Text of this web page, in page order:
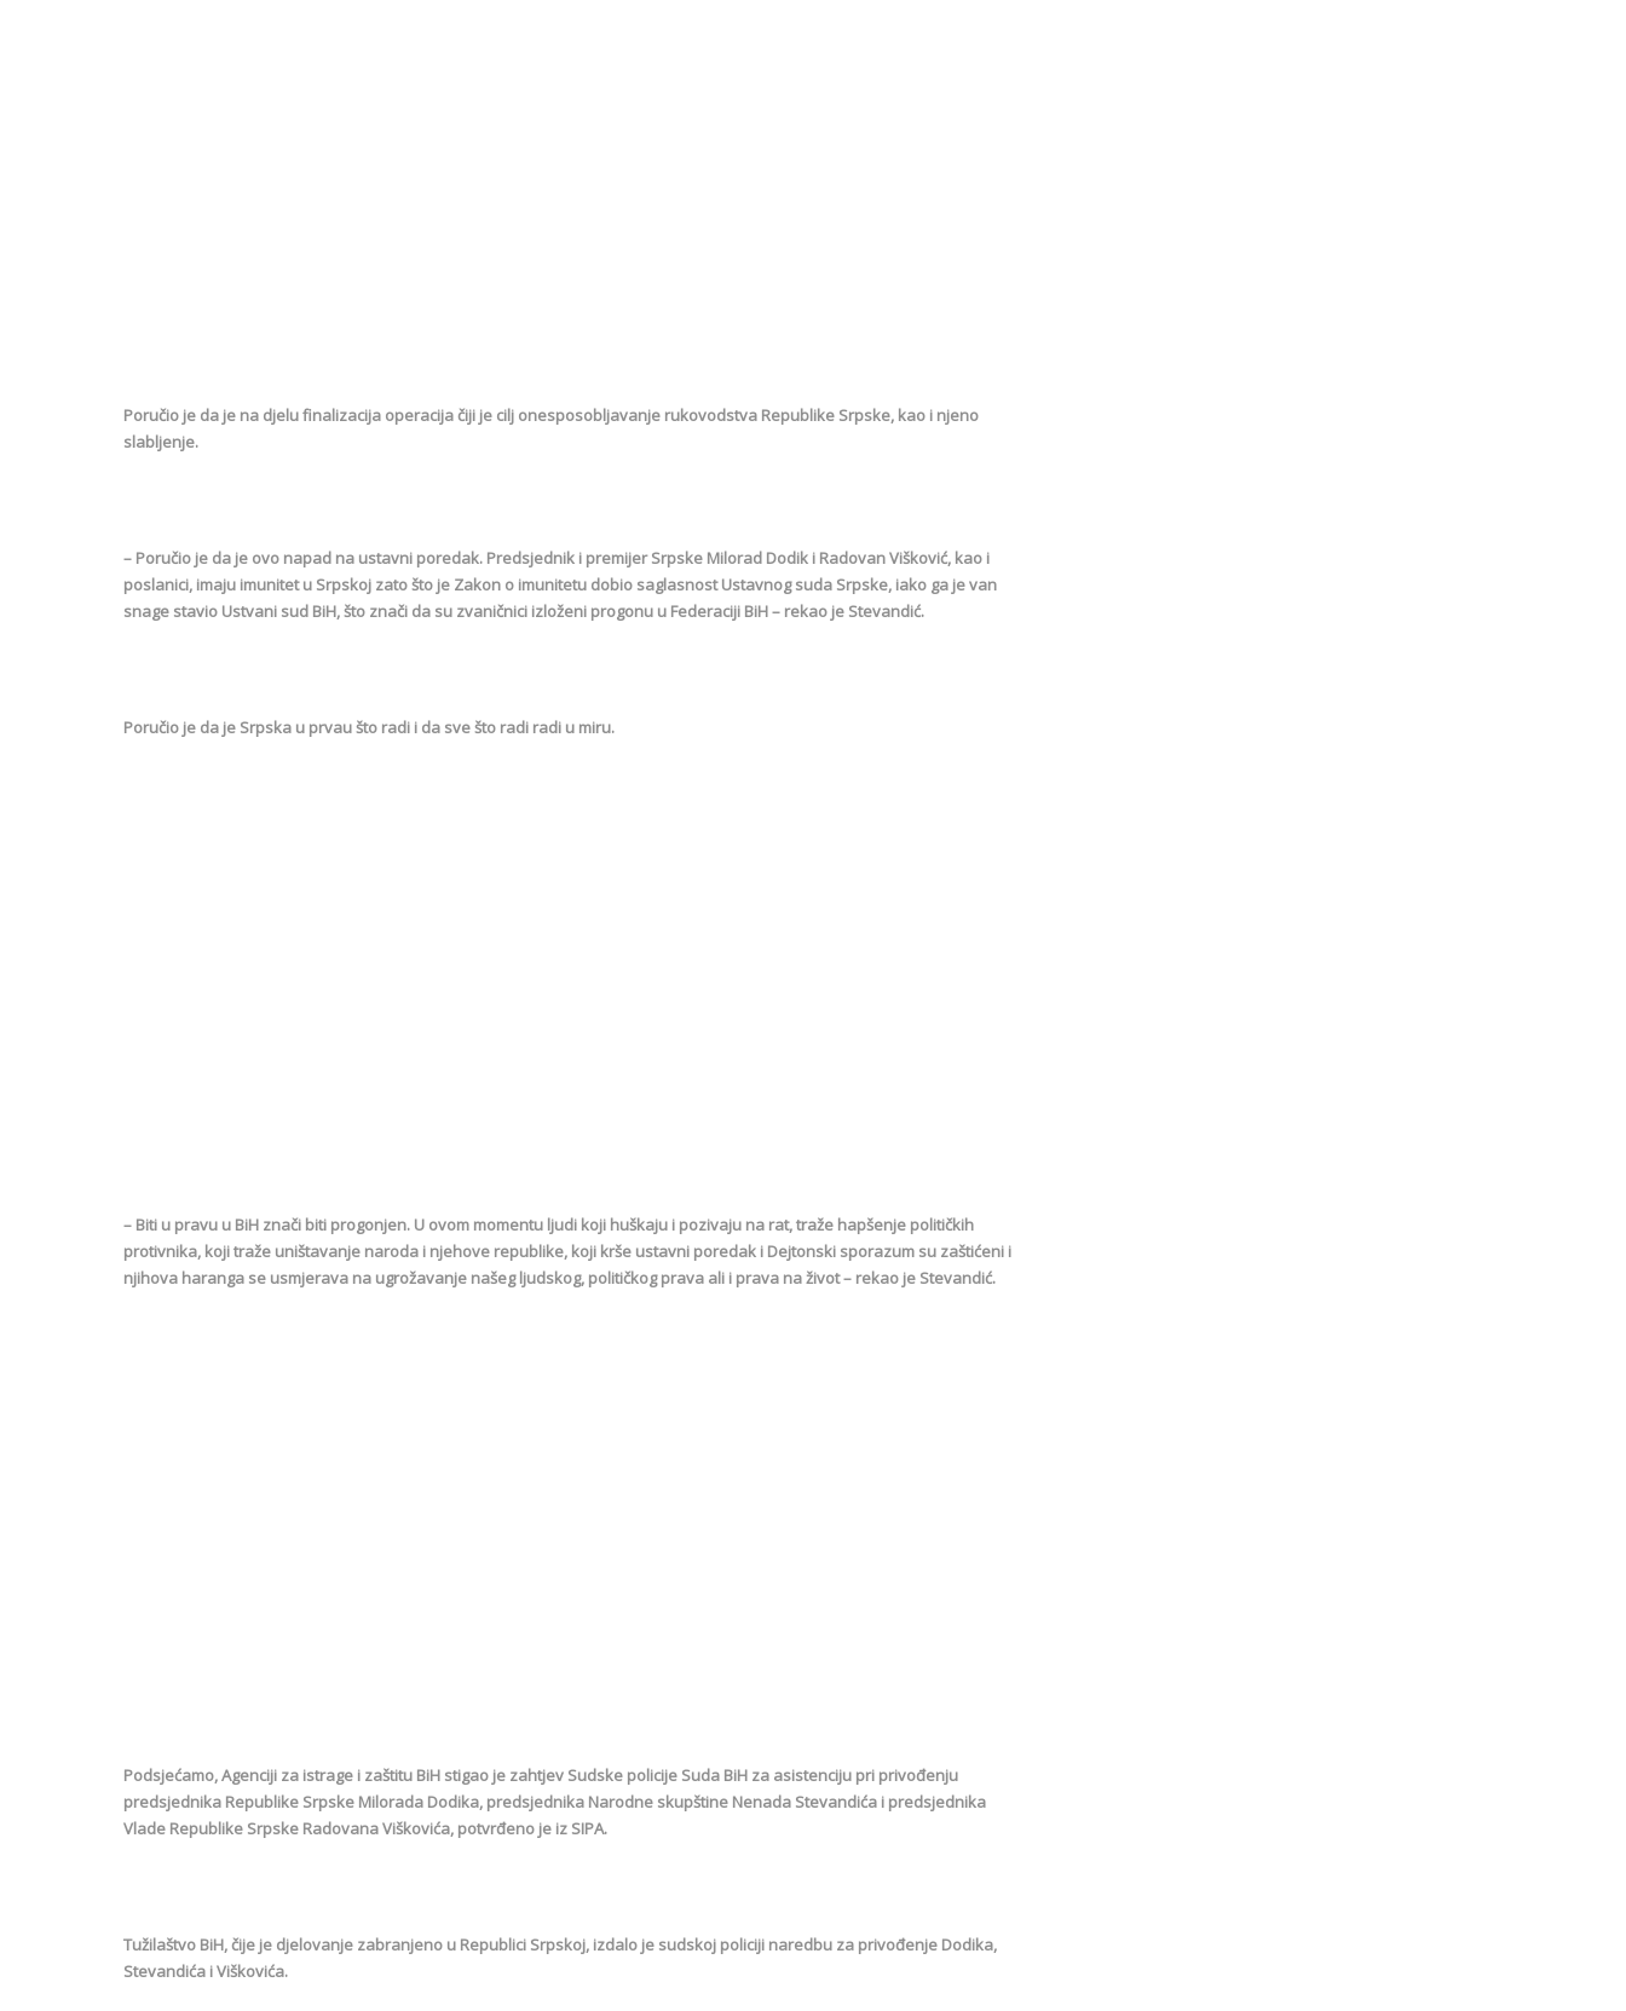
Poručio je da je na djelu finalizacija operacija čiji je cilj onesposobljavanje rukovodstva Republike Srpske, kao i njeno
slabljenje.
– Poručio je da je ovo napad na ustavni poredak. Predsjednik i premijer Srpske Milorad Dodik i Radovan Višković, kao i
poslanici, imaju imunitet u Srpskoj zato što je Zakon o imunitetu dobio saglasnost Ustavnog suda Srpske, iako ga je van
snage stavio Ustvani sud BiH, što znači da su zvaničnici izloženi progonu u Federaciji BiH – rekao je Stevandić.
Poručio je da je Srpska u prvau što radi i da sve što radi radi u miru.
– Biti u pravu u BiH znači biti progonjen. U ovom momentu ljudi koji huškaju i pozivaju na rat, traže hapšenje političkih
protivnika, koji traže uništavanje naroda i njehove republike, koji krše ustavni poredak i Dejtonski sporazum su zaštićeni i
njihova haranga se usmjerava na ugrožavanje našeg ljudskog, političkog prava ali i prava na život – rekao je Stevandić.
Podsjećamo, Agenciji za istrage i zaštitu BiH stigao je zahtjev Sudske policije Suda BiH za asistenciju pri privođenju
predsjednika Republike Srpske Milorada Dodika, predsjednika Narodne skupštine Nenada Stevandića i predsjednika
Vlade Republike Srpske Radovana Viškovića, potvrđeno je iz SIPA.
Tužilaštvo BiH, čije je djelovanje zabranjeno u Republici Srpskoj, izdalo je sudskoj policiji naredbu za privođenje Dodika,
Stevandića i Viškovića.